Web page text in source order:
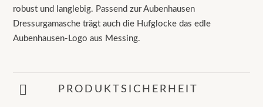
robust und langlebig. Passend zur Aubenhausen
Dressurgamasche trägt auch die Hufglocke das edle
Aubenhausen-Logo aus Messing.
PRODUKTSICHERHEIT